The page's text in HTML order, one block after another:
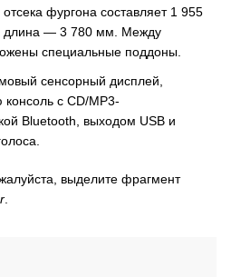
фургона составляет 1 955
— 3 780 мм. Между
специальные поддоны.
сенсорный дисплей,
с CD/MP3-
Bluetooth, выходом USB и
выделите фрагмент